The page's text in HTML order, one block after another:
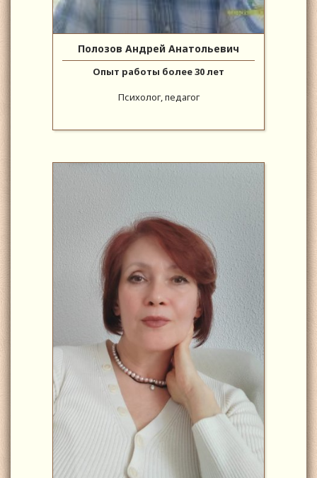
Полозов Андрей Анатольевич
Опыт работы более 30 лет
Психолог, педагог